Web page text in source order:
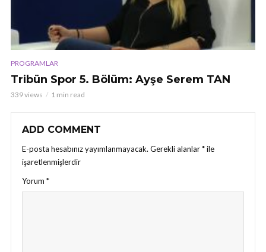
PROGRAMLAR
Tribün Spor 5. Bölüm: Ayşe Serem TAN
339 views 1 min read
ADD COMMENT
E-posta hesabınız yayımlanmayacak. Gerekli alanlar*ile
işaretlenmişlerdir
Yorum *